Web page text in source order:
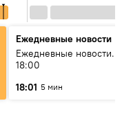
Ежедневные новости
Ежедневные новости.
18:00
18:01 5 мин